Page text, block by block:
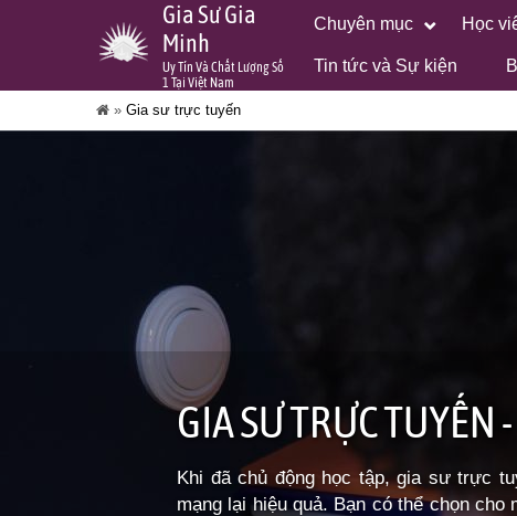
Gia Sư Gia
Minh
Uy Tín Và Chất Lượng Số
1 Tại Việt Nam
Chuyên mục Học
Tin tức và Sự kiện
» Gia sư trực tuyến
GIA SƯ TRỰC TUYẾN
Khi đã chủ động học tập, gia sư trực
mạng lại hiệu quả. Bạn có thể chọn cho